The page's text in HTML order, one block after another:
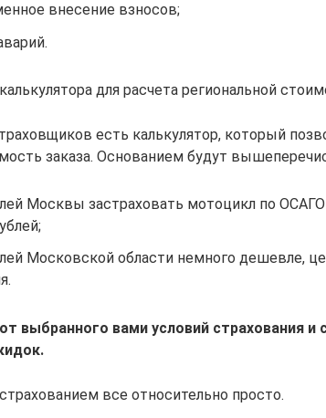
внесение взносов;
для расчета региональной
есть калькулятор, который
заказа. Основанием будут
Москвы застраховать мотоцикл по
Московской области немного дешевле,
выбранного вами условий страхования и
все относительно просто.